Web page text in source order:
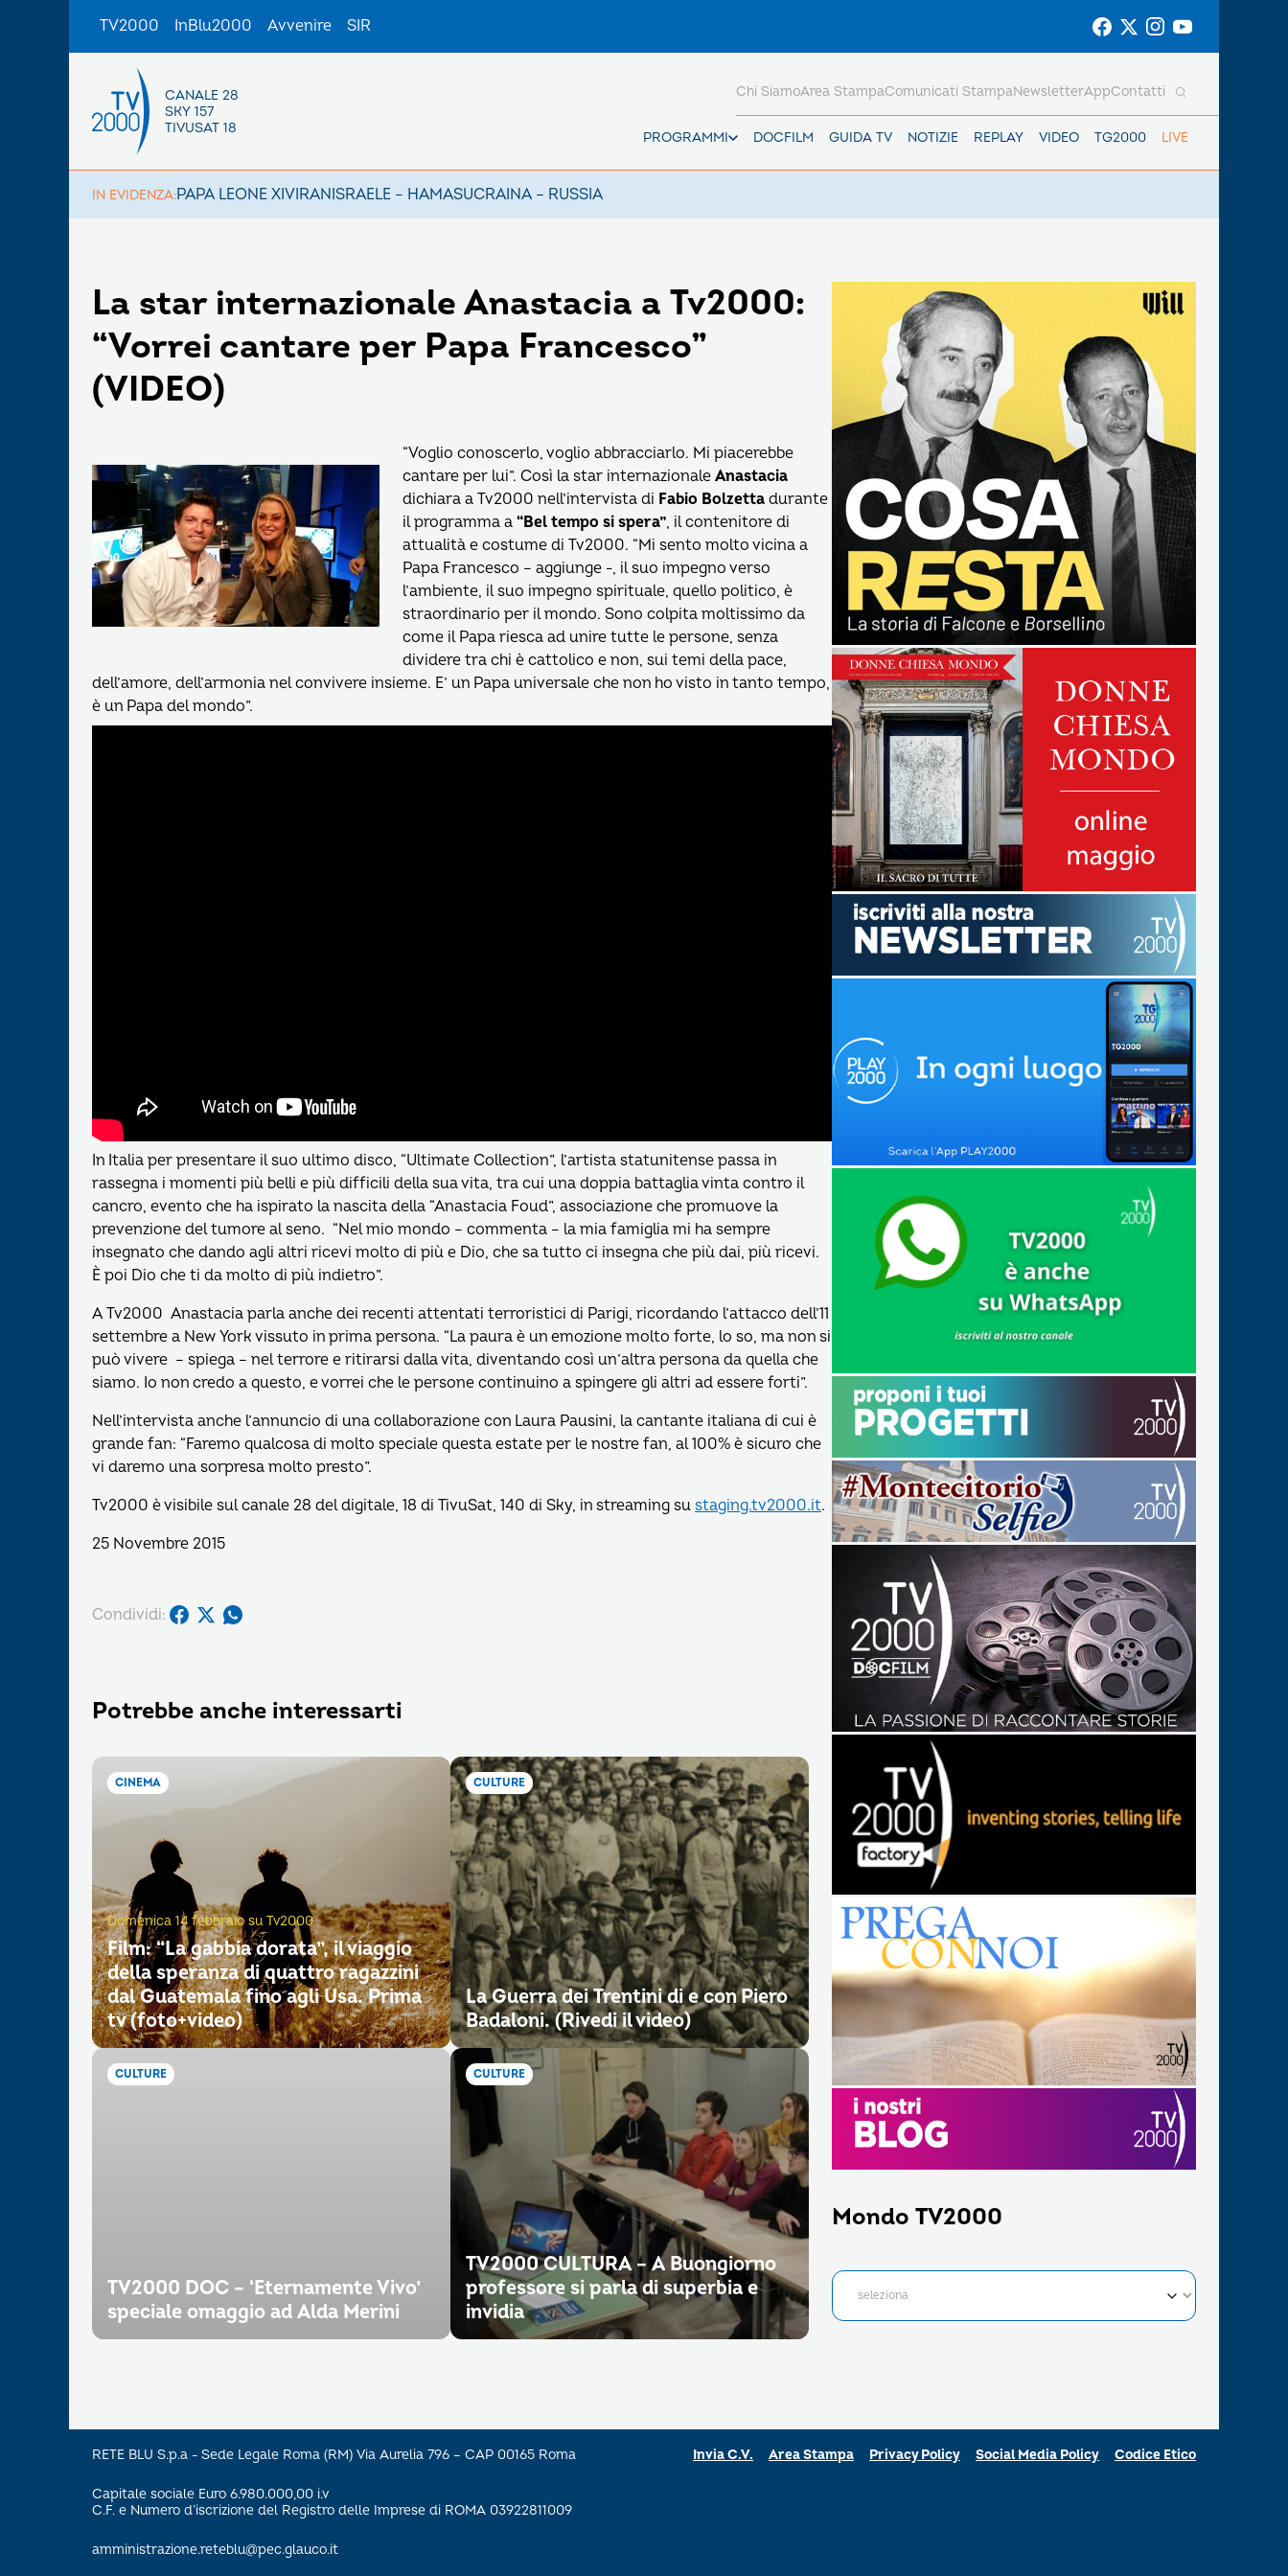
TV2000 InBlu2000 Avvenire SIR
CANALE 28
SKY 157
TIVUSAT 18
PROGRAMMI DOCFILM GUIDA TV NOTIZIE REPLAY VIDEO TG2000 LIVE
Chi SiamoArea StampaComunicati StampaNewsletterAppContatti
IN EVIDENZA:PAPA LEONE XIVIRANISRAELE – HAMASUCRAINA – RUSSIA
La star internazionale Anastacia a Tv2000:
“Vorrei cantare per Papa Francesco”
(VIDEO)
“Voglio conoscerlo, voglio abbracciarlo. Mi piacerebbe
cantare per lui”. Così la star internazionale Anastacia
dichiara a Tv2000 nell’intervista di Fabio Bolzetta durante
il programma a “Bel tempo si spera”, il contenitore di
attualità e costume di Tv2000. “Mi sento molto vicina a
Papa Francesco – aggiunge -, il suo impegno verso
l’ambiente, il suo impegno spirituale, quello politico, è
straordinario per il mondo. Sono colpita moltissimo da
come il Papa riesca ad unire tutte le persone, senza
dividere tra chi è cattolico e non, sui temi della pace,
dell’amore, dell’armonia nel convivere insieme. E’ un Papa universale che non ho visto in tanto tempo,
è un Papa del mondo”.
In Italia per presentare il suo ultimo disco, “Ultimate Collection”, l’artista statunitense passa in
rassegna i momenti più belli e più difficili della sua vita, tra cui una doppia battaglia vinta contro il
cancro, evento che ha ispirato la nascita della “Anastacia Foud”, associazione che promuove la
prevenzione del tumore al seno. “Nel mio mondo – commenta – la mia famiglia mi ha sempre
insegnato che dando agli altri ricevi molto di più e Dio, che sa tutto ci insegna che più dai, più ricevi.
È poi Dio che ti da molto di più indietro”.
A Tv2000 Anastacia parla anche dei recenti attentati terroristici di Parigi, ricordando l’attacco dell’11
settembre a New York vissuto in prima persona. “La paura è un emozione molto forte, lo so, ma non si
può vivere – spiega – nel terrore e ritirarsi dalla vita, diventando così un’altra persona da quella che
siamo. Io non credo a questo, e vorrei che le persone continuino a spingere gli altri ad essere forti”.
Nell’intervista anche l’annuncio di una collaborazione con Laura Pausini, la cantante italiana di cui è
grande fan: “Faremo qualcosa di molto speciale questa estate per le nostre fan, al 100% è sicuro che
vi daremo una sorpresa molto presto”.
Tv2000 è visibile sul canale 28 del digitale, 18 di TivuSat, 140 di Sky, in streaming su staging.tv2000.it.
25 Novembre 2015
Condividi:
Potrebbe anche interessarti
CINEMA
Domenica 14 febbraio su Tv2000
Film: “La gabbia dorata”, il viaggio
della speranza di quattro ragazzini
dal Guatemala fino agli Usa. Prima
tv (foto+video)
CULTURE
La Guerra dei Trentini di e con Piero
Badaloni. (Rivedi il video)
CULTURE
TV2000 DOC – ‘Eternamente Vivo’
speciale omaggio ad Alda Merini
CULTURE
TV2000 CULTURA – A Buongiorno
professore si parla di superbia e
invidia
Mondo TV2000
RETE BLU S.p.a - Sede Legale Roma (RM) Via Aurelia 796 – CAP 00165 Roma
Capitale sociale Euro 6.980.000,00 i.v
C.F. e Numero d’iscrizione del Registro delle Imprese di ROMA 03922811009
amministrazione.reteblu@pec.glauco.it
Invia C.V. Area Stampa Privacy Policy Social Media Policy Codice Etico